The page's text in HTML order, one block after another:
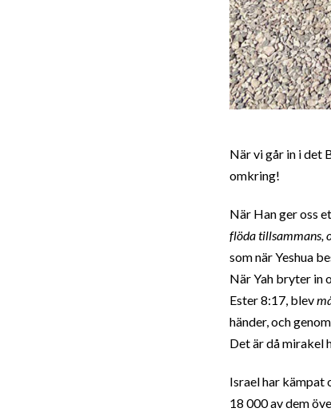
När vi går in i det
omkring!
När Han ger oss
flöda tillsammans,
som när Yeshua
När Yah bryter in
Ester 8:17, blev
händer, och
Det är då mirakel
Israel har kämpat
18 000 av dem